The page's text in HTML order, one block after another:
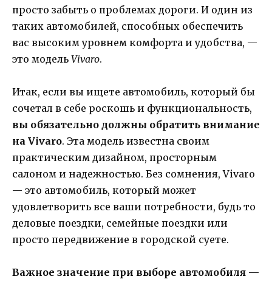
просто забыть о проблемах дороги. И один из
таких автомобилей, способных обеспечить
вас высоким уровнем комфорта и удобства, —
это модель Vivaro.
Итак, если вы ищете автомобиль, который бы
сочетал в себе роскошь и функциональность,
вы обязательно должны обратить внимание
на Vivaro. Эта модель известна своим
практическим дизайном, просторным
салоном и надежностью. Без сомнения, Vivaro
— это автомобиль, который может
удовлетворить все ваши потребности, будь то
деловые поездки, семейные поездки или
просто передвижение в городской суете.
Важное значение при выборе автомобиля —